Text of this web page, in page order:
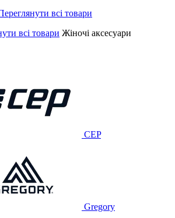
всі товари Жіночі аксесуари
CEP
Gregory